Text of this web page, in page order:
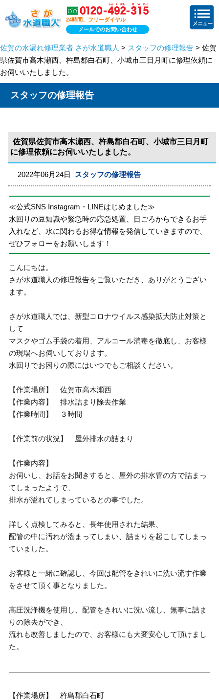
24時間、フリーダイヤル
メールでのお問い合わせ
佐賀の水漏れ修理業者 さが水道職人 > スタッフの修理報告 > 佐賀
県佐賀市高木瀬西、杵島郡白石町、小城市三日月町に修理依頼に
お伺いいたしました。
スタッフの修理報告
佐賀県佐賀市高木瀬西、杵島郡白石町、小城市三日月町
に修理依頼にお伺いいたしました。
2022年06月24日 スタッフの修理報告
≪公式SNS Instagram・LINEはじめました≫
水回りの豆知識や緊急時の応急処置、日ごろからできるお手
入れなど、水に関わるお得な情報を発信していきますので、
ぜひフォローをお願いします！
こんにちは。
さが水道職人の修理報告をご覧いただき、ありがとうござい
ます。
さが水道職人では、新型コロナウイルス感染拡大防止対策と
して
マスクやゴム手袋の着用、アルコール消毒を徹底し、お客様
の現場へお伺いしております。
水回りでお困りの際にはいつでもご相談ください。
【作業場所】 佐賀市高木瀬西
【作業内容】 排水詰まり除去作業
【作業時間】 ３時間
【作業前の状況】 屋外排水の詰まり
【作業内容】
お伺いし、お話をお聞きすると、屋外の排水管の方で詰まっ
てしまったようで、
排水が溢れてしまっているとの事でした。
詳しく点検してみると、長年使用された結果、
配管の中に汚れが溜まってしまい、詰まりを起こしてしまっ
ていました。
お客様と一緒に確認し、今回は配管をきれいに洗い流す作業
をさせて頂く事となりました。
高圧洗浄機を使用し、配管をきれいに洗い流し、無事に詰ま
りの除去ができ、
流れも改善しましたので、お客様にも大変安心して頂けまし
た。
【作業場所】 杵島郡白石町